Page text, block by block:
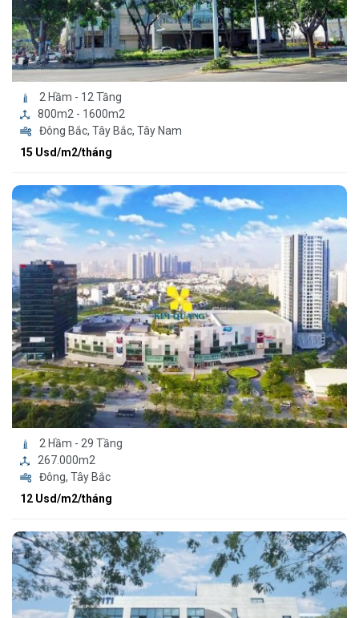
2 Hầm - 12 Tầng
800m2 - 1600m2
Đông Bắc, Tây Bắc, Tây Nam
15 Usd/m2/tháng
2 Hầm - 29 Tầng
267.000m2
Đông, Tây Bắc
12 Usd/m2/tháng